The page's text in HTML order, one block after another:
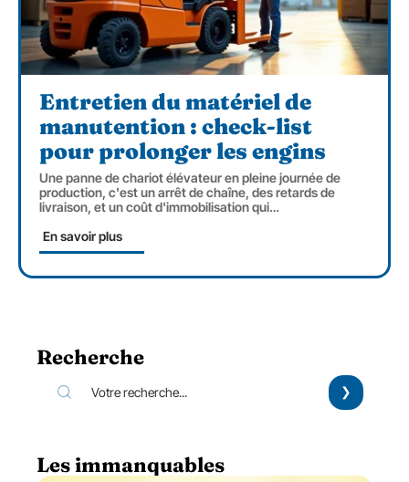
Entretien du matériel de
manutention : check-list
pour prolonger les engins
Une panne de chariot élévateur en pleine journée de
production, c'est un arrêt de chaîne, des retards de
livraison, et un coût d'immobilisation qui…
En savoir plus
Recherche
Les immanquables